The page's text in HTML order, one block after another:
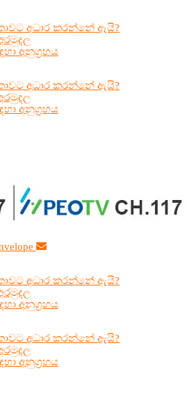
අධාර කරන්නේ ඇයි?
අනුග්‍රහය
අධාර කරන්නේ ඇයි?
අනුග්‍රහය
අධාර කරන්නේ ඇයි?
අනුග්‍රහය
අධාර කරන්නේ ඇයි?
අනුග්‍රහය